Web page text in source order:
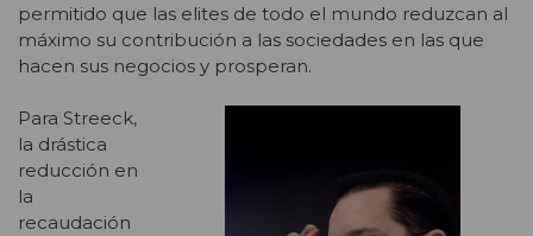
permitido que las elites de todo el mundo reduzcan al
máximo su contribución a las sociedades en las que
hacen sus negocios y prosperan.
Para Streeck,
la drástica
reducción en
la
recaudación